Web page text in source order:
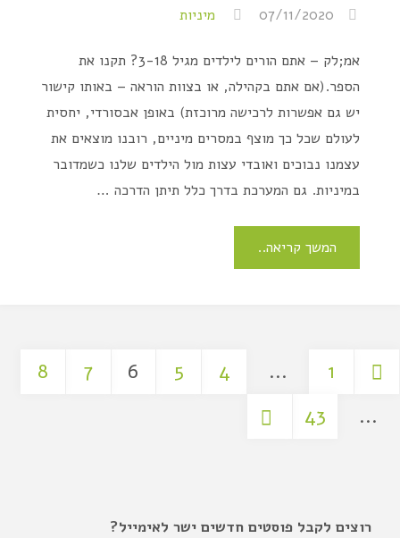
07/11/2020 מיניות
אמ;לק – אתם הורים לילדים מגיל 3-18? תקנו את
הספר.(אם אתם בקהילה, או בצוות הוראה – באותו קישור
יש גם אפשרות לרכישה מרוכזת) באופן אבסורדי, יחסית
לעולם שכל כך מוצף במסרים מיניים, רובנו מוצאים את
עצמנו נבוכים ואובדי עצות מול הילדים שלנו כשמדובר
במיניות. גם המערכת בדרך כלל תיתן הדרכה …
המשך קריאה..
1
…
4
5
6
7
8
…
43
רוצים לקבל פוסטים חדשים ישר לאימייל?